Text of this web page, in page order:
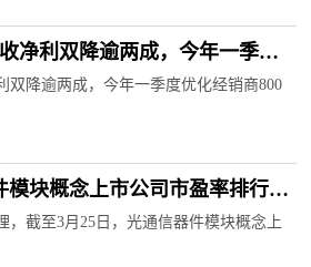
净利双降逾两成，今年一季度
最新消息
双降逾两成，今年一季度优化经销商800
模块概念上市公司市盈率排行榜
，截至3月25日，光通信器件模块概念上